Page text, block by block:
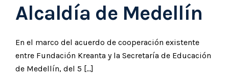
Alcaldía de Medellín
En el marco del acuerdo de cooperación existente
entre Fundación Kreanta y la Secretaría de Educación
de Medellín, del 5 […]